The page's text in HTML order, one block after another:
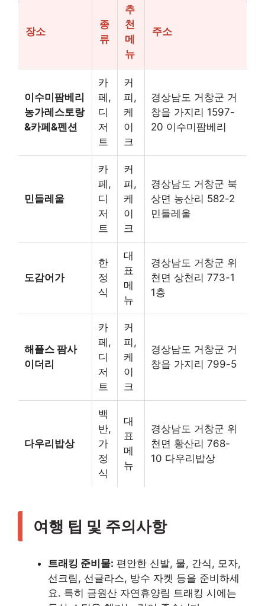
장소
종
류
추
천
메
뉴
주소
이수미팜베리
농가레스토랑
&카페&펜션
카
페,
디
저
트
커
피,
케
이
크
경상남도 거창군 거
창읍 가지리 1597-
20 이수미팜베리
민들레울
카
페,
디
저
트
커
피,
케
이
크
경상남도 거창군 북
상면 농산리 582-2
민들레울
도감어가
한
정
식
대
표
메
뉴
경상남도 거창군 위
천면 상천리 773-1
1층
해플스 팜사
이더리
카
페,
디
저
트
커
피,
케
이
크
경상남도 거창군 거
창읍 가지리 799-5
다우리밥상
백
반,
가
정
식
대
표
메
뉴
경상남도 거창군 위
천면 황산리 768-
10 다우리밥상
여행 팁 및 주의사항
트래킹 준비물: 편안한 신발, 물, 간식, 모자,
선크림, 선글라스, 방수 자켓 등을 준비하세
요. 특히 금원산 자연휴양림 트래킹 시에는